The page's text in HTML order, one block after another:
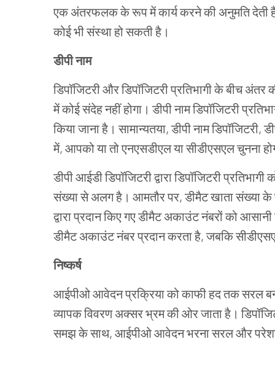
एकअंतरफलककेरूपमेंकार्यकरनेकीअनुमतिदेती
कोईभीसंस्थाहोसकतीहै।
डीपीनाम
डिपॉजिटरीऔरडिपॉजिटरीप्रतिभागीकेबीचअंतर
मेंकोईसंदेहनहींहोगा। डीपीनामडिपॉजिटरी
कियाजानाहै। सामान्यतया,डीपीनामडिपॉजिटरी,
में, आपकोयातोएनएसडीएलयासीडीएसएलचुनना
डीपीआईडीडिपॉजिटरीद्वाराडिपॉजिटरीप्रतिभागी
संख्यासेअलगहै। आमतौरपर,डीमैटखातासंख्याके
द्वाराप्रदानकिएगएडीमैटअकाउंटनंबरोंकोआसानी
डीमैटअकाउंटनंबरप्रदानकरताहै,जबकि
निष्कर्ष
आईपीओआवेदनप्रक्रियाकोकाफीहदतकसरल
व्यापकविवरणअक्सरभ्रमकीओरजाताहै।
समझकेसाथ, आईपीओआवेदनभरनासरलऔर